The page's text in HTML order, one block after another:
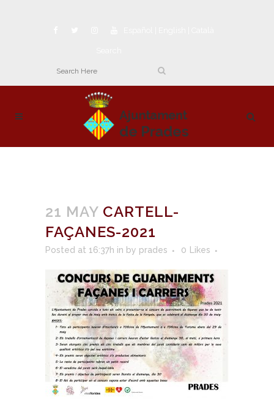
21 MAY CARTELL-
FAÇANES-2021
Posted at 16:37h in by prades 0 Likes